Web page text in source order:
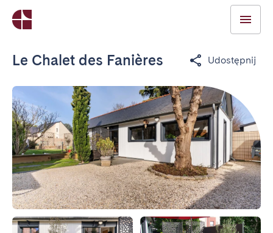
Le Chalet des Fanières Udostępnij